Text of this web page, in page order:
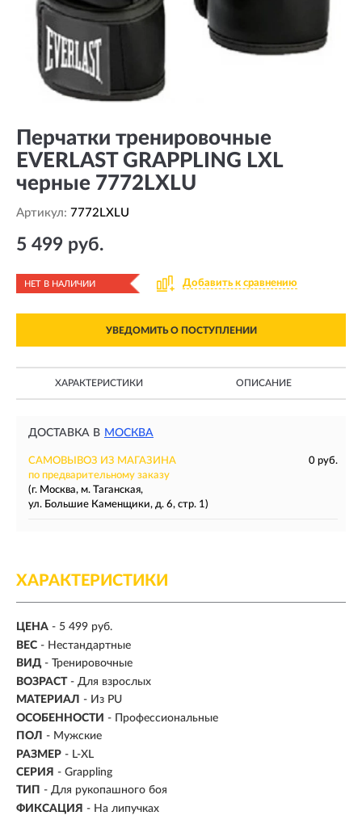
Перчатки тренировочные
EVERLAST GRAPPLING LXL
черные 7772LXLU
Артикул: 7772LXLU
5 499 руб.
НЕТ В НАЛИЧИИ Добавить к сравнению
УВЕДОМИТЬ О ПОСТУПЛЕНИИ
ХАРАКТЕРИСТИКИ ОПИСАНИЕ
ДОСТАВКА В МОСКВА
САМОВЫВОЗ ИЗ МАГАЗИНА
0 руб.
по предварительному заказу
(г. Москва, м. Таганская,
ул. Большие Каменщики, д. 6, стр. 1)
ХАРАКТЕРИСТИКИ
ЦЕНА - 5 499 руб.
ВЕС - Нестандартные
ВИД - Тренировочные
ВОЗРАСТ - Для взрослых
МАТЕРИАЛ - Из PU
ОСОБЕННОСТИ - Профессиональные
ПОЛ - Мужские
РАЗМЕР - L-XL
СЕРИЯ - Grappling
ТИП - Для рукопашного боя
ФИКСАЦИЯ - На липучках